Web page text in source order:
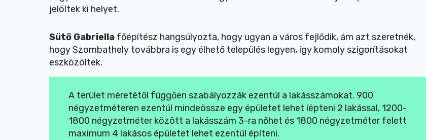
jelöltek ki helyet.
Sütő Gabriella főépítész hangsúlyozta, hogy ugyan a város fejlődik, ám azt szeretnék,
hogy Szombathely továbbra is egy élhető település legyen, így komoly szigorításokat
eszközöltek.
A terület méretétől függően szabályozzák ezentúl a lakásszámokat. 900
négyzetméteren ezentúl mindeössze egy épületet lehet íépteni 2 lakással, 1200-
1800 négyzetméter között a lakásszám 3-ra nőhet és 1800 négyzetméter felett
maximum 4 lakásos épületet lehet ezentúl építeni.